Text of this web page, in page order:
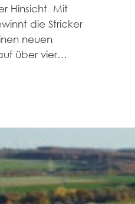
Hinsicht Mit
die Stricker
neuen
über vier…